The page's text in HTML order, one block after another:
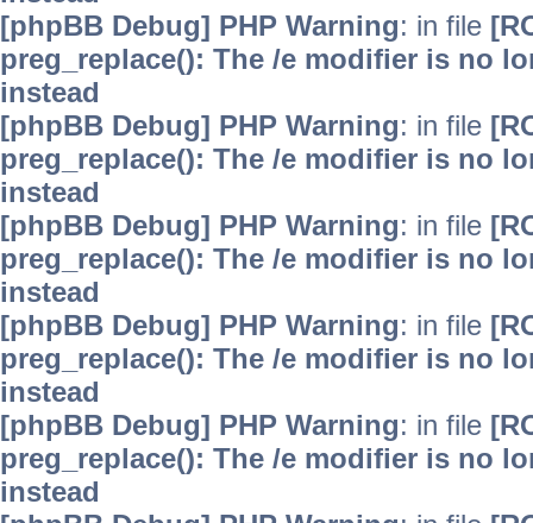
[phpBB Debug] PHP Warning: in file
preg_replace(): The /e modifier is no
instead
[phpBB Debug] PHP Warning: in file
preg_replace(): The /e modifier is no
instead
[phpBB Debug] PHP Warning: in file
preg_replace(): The /e modifier is no
instead
[phpBB Debug] PHP Warning: in file
preg_replace(): The /e modifier is no
instead
[phpBB Debug] PHP Warning: in file
preg_replace(): The /e modifier is no
instead